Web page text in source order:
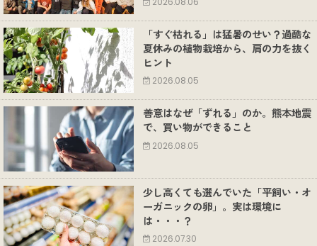
2026.08.06
「すぐ枯れる」は猛暑のせい？過酷な
夏休みの植物栽培から、肩の力を抜く
ヒント
2026.08.05
善意はなぜ「ずれる」のか。熊本地震
で、買い物ができること
2026.08.05
少し高くても選んでいた「平飼い・オ
ーガニックの卵」。実は環境に
は・・・？
2026.07.30